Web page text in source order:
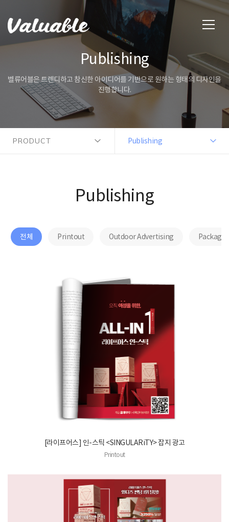
Publishing
벨류어블은 트렌디하고 참신한 아이디어를 기반으로 원하는 형태의 디자인을
진행합니다.
PRODUCT Publishing
Publishing
전체 Printout Outdoor Advertising Package
[라이프어스] 인-스틱 <SINGULARiTY> 잡지 광고
Printout